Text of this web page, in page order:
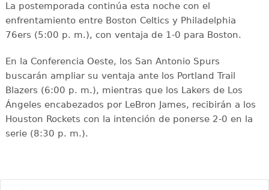
La postemporada continúa esta noche con el
enfrentamiento entre Boston Celtics y Philadelphia
76ers (5:00 p. m.), con ventaja de 1-0 para Boston.
En la Conferencia Oeste, los San Antonio Spurs
buscarán ampliar su ventaja ante los Portland Trail
Blazers (6:00 p. m.), mientras que los Lakers de Los
Ángeles encabezados por LeBron James, recibirán a los
Houston Rockets con la intención de ponerse 2-0 en la
serie (8:30 p. m.).